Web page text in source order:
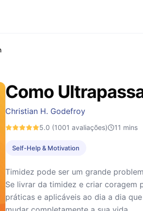
Como
Christian H. Godefroy
5.0 (1001 avaliações) 11 mins
Self-Help & Motivation
Timidez pode ser um grande
Se livrar da timidez e criar coragem
práticas e aplicáveis ao dia a dia